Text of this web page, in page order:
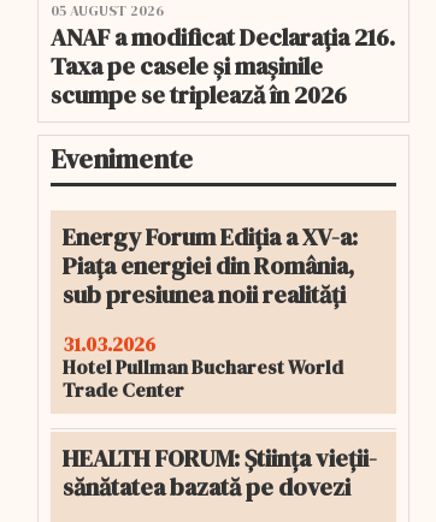
05 AUGUST 2026
ANAF a modificat Declarația 216.
Taxa pe casele și mașinile
scumpe se triplează în 2026
Evenimente
Energy Forum Ediția a XV-a:
Piața energiei din România,
sub presiunea noii realități
31.03.2026
Hotel Pullman Bucharest World
Trade Center
HEALTH FORUM: Știința vieții-
sănătatea bazată pe dovezi